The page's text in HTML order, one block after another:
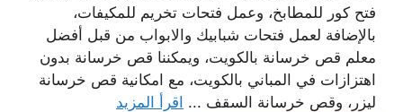
فتح كور للمطابخ، وعمل فتحات تخريم للمكيفات،
بالإضافة لعمل فتحات شبابيك والابواب من قبل أفضل
معلم قص خرسانة بالكويت، ويمكننا قص خرسانة بدون
اهتزازات في المباني بالكويت، مع امكانية قص خرسانة
ليزر، وقص خرسانة السقف ... اقرأ المزيد